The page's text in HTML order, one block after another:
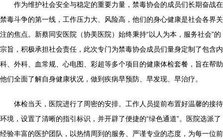
作为维护社会安全与稳定的重要力量，禁毒协会的成员们长期奋战在
禁毒斗争的第一线，工作压力大、风险高，他们的身心健康是社会各界关
注的焦点。新蔡同安医院（协美医院）始终秉持“以人为本，服务社会”的
宗旨，积极承担社会责任，此次专门为禁毒协会成员们量身定制了包含内
科、外科、血常规、心电图、彩超等多个项目的健康体检套餐，旨在帮助
他们全面了解自身健康状况，做到疾病早预防、早发现、早治疗。
体检当天，医院进行了周密的安排。工作人员提前布置好温馨的接待
环境，设置了清晰的指引标识，并开辟了便捷的“绿色通道”。医院选派了
经验丰富的医护团队，以热情周到的服务、严谨专业的态度，为每一位前